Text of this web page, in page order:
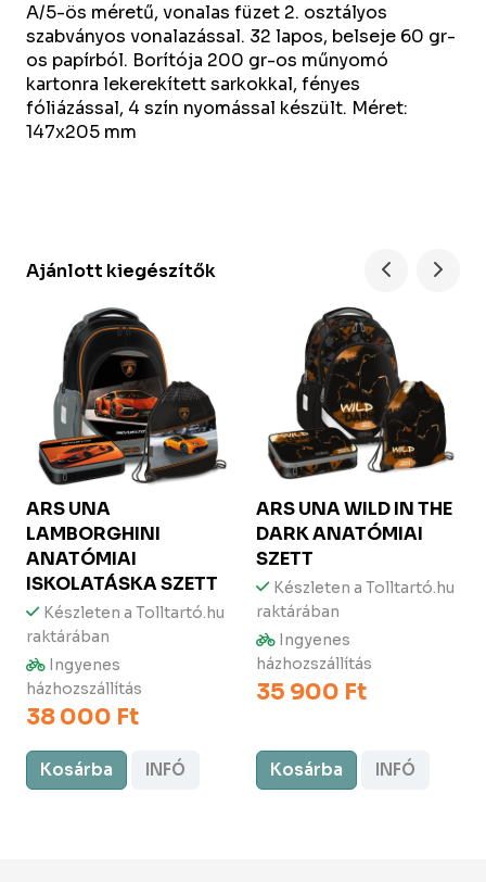
A/5-ös méretű, vonalas füzet 2. osztályos
szabványos vonalazással. 32 lapos, belseje 60 gr-
os papírból. Borítója 200 gr-os műnyomó
kartonra lekerekített sarkokkal, fényes
fóliázással, 4 szín nyomással készült. Méret:
147x205 mm
Ajánlott kiegészítők
ARS UNA
LAMBORGHINI
ANATÓMIAI
ISKOLATÁSKA SZETT
Készleten a Tolltartó.hu
raktárában
Ingyenes
házhozszállítás
38 000 Ft
Kosárba INFÓ
ARS UNAWILD IN THE
DARK ANATÓMIAI
SZETT
Készleten a Tolltartó.hu
raktárában
Ingyenes
házhozszállítás
35 900 Ft
Kosárba INFÓ